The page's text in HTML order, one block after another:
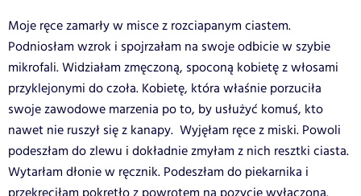
Moje ręce zamarły w misce z rozciapanym ciastem.
Podniosłam wzrok i spojrzałam na swoje odbicie w szybie
mikrofali. Widziałam zmęczoną, spoconą kobietę z włosami
przyklejonymi do czoła. Kobietę, która właśnie porzuciła
swoje zawodowe marzenia po to, by usłużyć komuś, kto
nawet nie ruszył się z kanapy. Wyjęłam ręce z miski. Powoli
podeszłam do zlewu i dokładnie zmyłam z nich resztki ciasta.
Wytarłam dłonie w ręcznik. Podeszłam do piekarnika i